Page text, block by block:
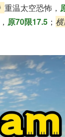
重温太空恐怖，
原70限17.5 ；